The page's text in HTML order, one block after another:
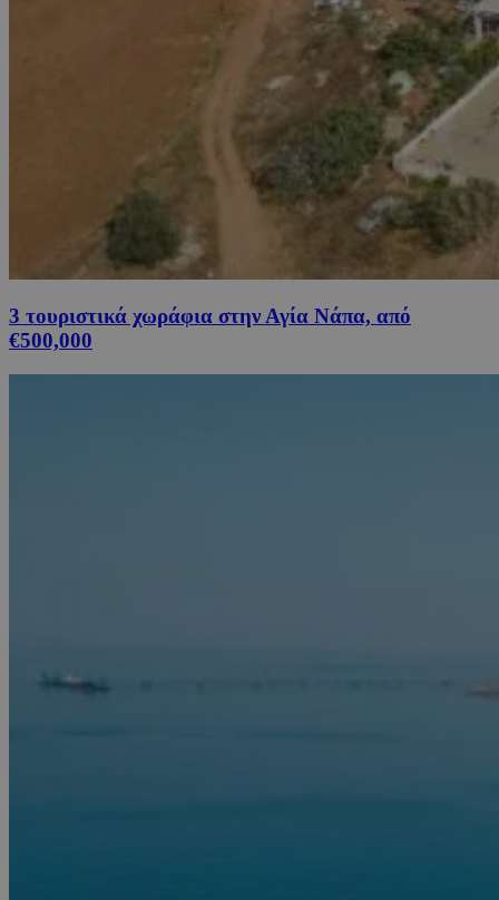
3 τουριστικά χωράφια στην Αγία Νάπα, από
€500,000